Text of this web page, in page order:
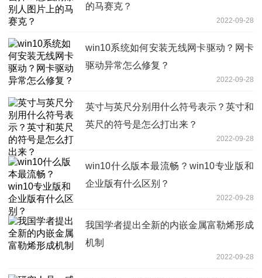
的马赛克？
2022-09-28
win10系统如何安装无线网卡驱动？网卡
驱动异常怎么修复？
2022-09-28
英寸与英尺分别用什么符号表示？英寸和
英尺的符号是怎么打出来？
2022-09-28
win10什么版本最流畅？win10专业版和
企业版有什么区别？
2022-09-28
我国学者提出全新的内嵌金属富勒烯形成
机制
2022-09-28